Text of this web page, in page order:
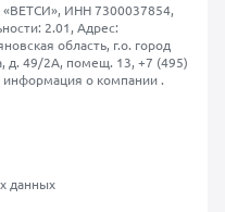
ИНН 7300037854,
2.01, Адрес:
область, г.о. город
д. 49/2А, помещ. 13, +7 (495)
информация о компании.
данных